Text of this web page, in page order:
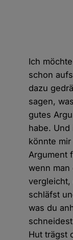
Ich
schon
dazu
sagen,
gutes
habe.
könnte
Argument
wenn man
vergleicht,
schläfst
was du
Hut trägst